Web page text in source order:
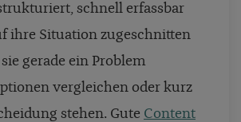
schnell erfassbar
ihre Situation zugeschnitten
gerade ein Problem
vergleichen oder kurz
stehen. Gute Content